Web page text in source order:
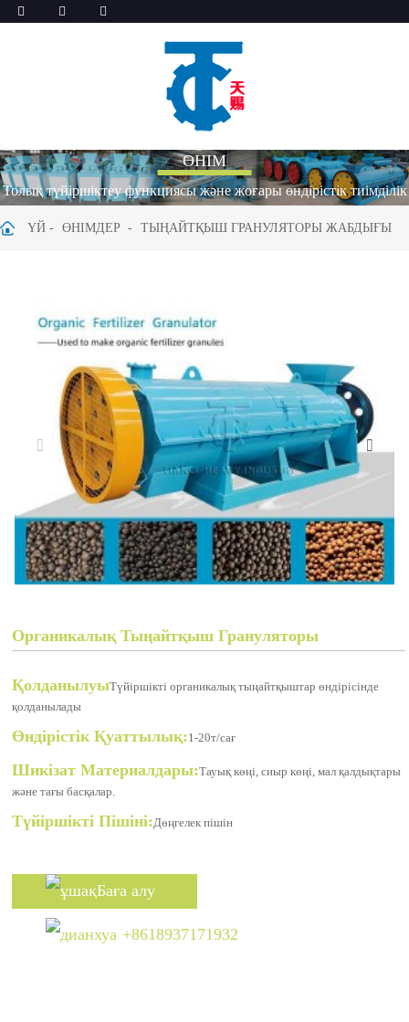
ӨНІМ
Толық түйіршіктеу функциясы және жоғары өндірістік тиімділік
ҮЙ ӨНІМДЕР ТЫҢАЙТҚЫШ ГРАНУЛЯТОРЫ ЖАБДЫҒЫ
Органикалық Тыңайтқыш Грануляторы
ҚолданылуыТүйіршікті органикалық тыңайтқыштар өндірісінде
қолданылады
Өндірістік Қуаттылық:1-20т/сағ
Шикізат Материалдары:Тауық көңі, сиыр көңі, мал қалдықтары
және тағы басқалар.
Түйіршікті Пішіні:Дөңгелек пішін
Баға алу
+8618937171932